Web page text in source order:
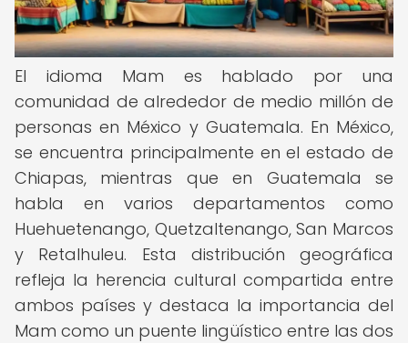
El idioma Mam es hablado por una
comunidad de alrededor de medio millón de
personas en México y Guatemala. En México,
se encuentra principalmente en el estado de
Chiapas, mientras que en Guatemala se
habla en varios departamentos como
Huehuetenango, Quetzaltenango, San Marcos
y Retalhuleu. Esta distribución geográfica
refleja la herencia cultural compartida entre
ambos países y destaca la importancia del
Mam como un puente lingüístico entre las dos